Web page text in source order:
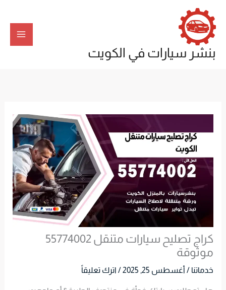
المحتوى
بنشر سيارات في الكويت
كراج تصليح سيارات متنقل 55774002
موثوقة
خدماتنا / أغسطس 25, 2025 / اترك تعليقاً